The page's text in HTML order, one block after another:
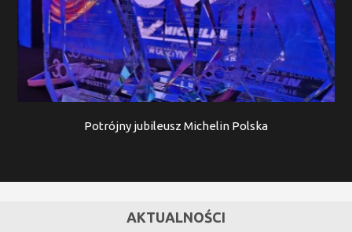
Potrójny jubileusz Michelin Polska
AKTUALNOŚCI